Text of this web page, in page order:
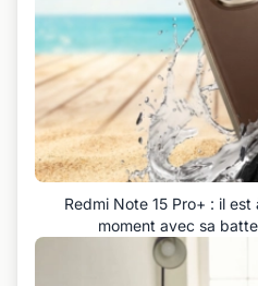
Redmi Note 15 Pro+ : il
moment avec sa